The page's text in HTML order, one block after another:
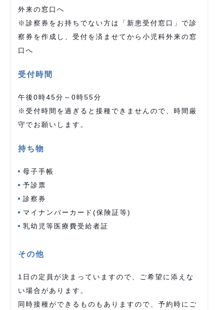
外来の窓口へ
※診察券をお持ちでない方は「新患受付窓口」で診
察券を作成し、受付を済ませてから小児科外来の窓
口へ
受付時間
午後0時45分～0時55分
※受付時間を過ぎると接種できませんので、時間厳
守でお願いします。
持ち物
母子手帳
予診票
診察券
マイナンバーカード(保険証等)
乳幼児等医療費受給者証
その他
1日の定員が決まっていますので、ご希望に添えな
い場合があります。
同時接種ができるものもありますので、予約時にご